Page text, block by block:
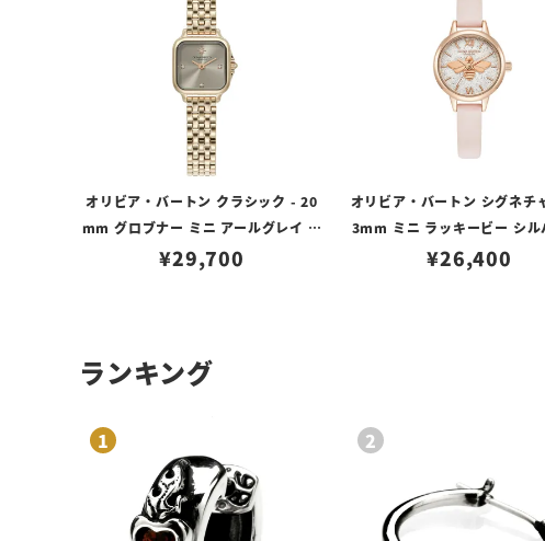
オリビア・バートン クラシック - 20
mm グロブナー ミニ アールグレイ サ
ンレイ ローズゴールド ブレスレット
¥29,700
オリビア・バートン シグネチ
3mm ミニ ラッキービー シル
ワイト ライトブラッシュ レ
¥26,400
ランキング